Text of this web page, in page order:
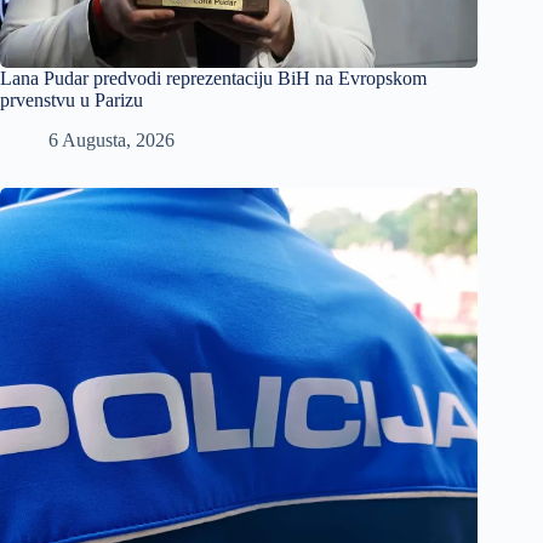
Lana Pudar predvodi reprezentaciju BiH na Evropskom
prvenstvu u Parizu
6 Augusta, 2026